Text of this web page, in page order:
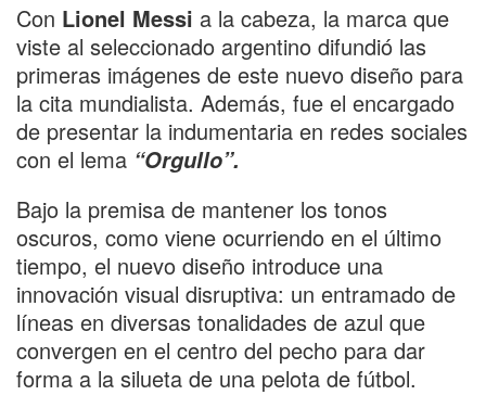
Con Lionel Messi a la cabeza, la marca que
viste al seleccionado argentino difundió las
primeras imágenes de este nuevo diseño para
la cita mundialista. Además, fue el encargado
de presentar la indumentaria en redes sociales
con el lema “Orgullo”.
Bajo la premisa de mantener los tonos
oscuros, como viene ocurriendo en el último
tiempo, el nuevo diseño introduce una
innovación visual disruptiva: un entramado de
líneas en diversas tonalidades de azul que
convergen en el centro del pecho para dar
forma a la silueta de una pelota de fútbol.